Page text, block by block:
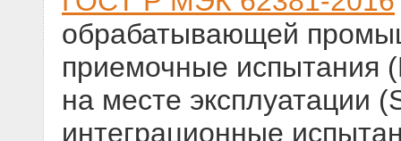
обрабатывающей
приемочные испытания
на месте эксплуатации
интеграционные